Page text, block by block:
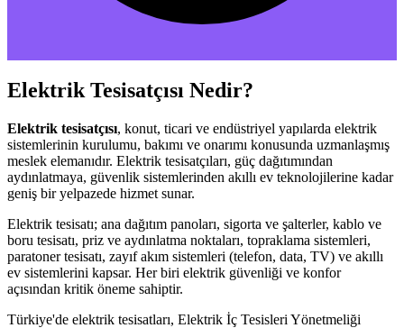
Elektrik Tesisatçısı Nedir?
Elektrik tesisatçısı, konut, ticari ve endüstriyel yapılarda elektrik
sistemlerinin kurulumu, bakımı ve onarımı konusunda uzmanlaşmış
meslek elemanıdır. Elektrik tesisatçıları, güç dağıtımından
aydınlatmaya, güvenlik sistemlerinden akıllı ev teknolojilerine kadar
geniş bir yelpazede hizmet sunar.
Elektrik tesisatı; ana dağıtım panoları, sigorta ve şalterler, kablo ve
boru tesisatı, priz ve aydınlatma noktaları, topraklama sistemleri,
paratoner tesisatı, zayıf akım sistemleri (telefon, data, TV) ve akıllı
ev sistemlerini kapsar. Her biri elektrik güvenliği ve konfor
açısından kritik öneme sahiptir.
Türkiye'de elektrik tesisatları, Elektrik İç Tesisleri Yönetmeliği